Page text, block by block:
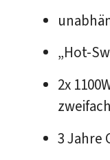
„Hot-
2x
3 Jahre